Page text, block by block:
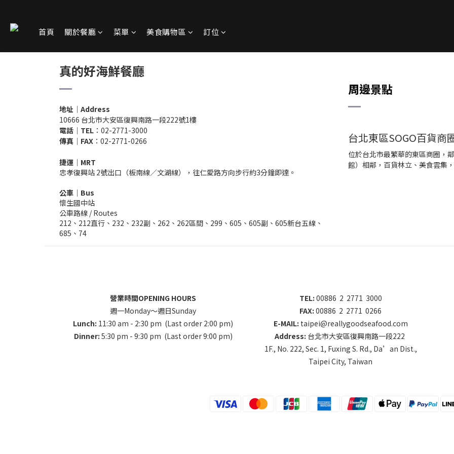
首頁 關於餐廳 菜單 美食購物區 訂位
真的好海鮮餐廳
地址 ｜ Address
10666 台北市大安區復興南路一段222號1樓
電話｜TEL ：02-2771-3000
傳真｜FAX ：02-2771-0266
捷運｜MRT
忠孝復興站 2號出口（板南線／文湖線），往仁愛路方向步行約3分鐘即達。
公車｜Bus
懷生國中站
公車路線 / Routes
212、212直行、232、232副、262、262區間、299、605、605副、605新台五線、
685、74
周邊景點
台北東區SOGO百貨商
位於台北市最繁華的東區商圈，
館）相鄰，百貨林立、美食雲集
營業時間OPENING HOURS
週一Monday～週日Sunday
Lunch: 11:30 am - 2:30 pm (Last order 2:00 pm)
Dinner: 5:30 pm - 9:30 pm (Last order 9:00 pm)
TEL: 00886 2 2771 3000
FAX: 00886 2 2771 0266
E-MAIL: taipei@reallygoodseafood.com
Address: 台北市大安區復興南路一段222
1F., No. 222, Sec. 1, Fuxing S. Rd., Da’an Dist.,
Taipei City, Taiwan